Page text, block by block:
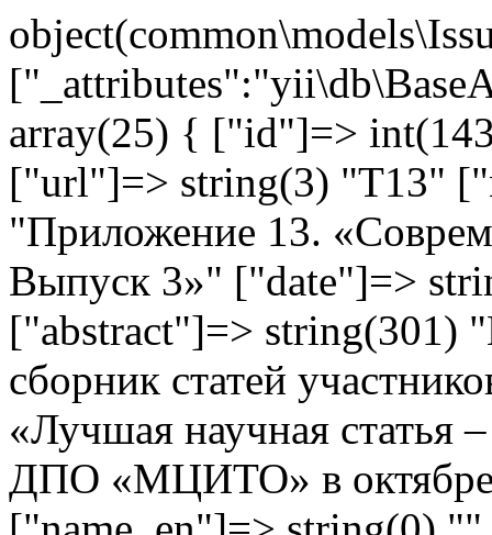
array(25) { ["id"]=>
["url"]=> string(3) "T13"
"Приложение 13.
Выпуск 3»" ["date"]=>
["abstract"]=> string(301)
сборник статей
«Лучшая научная статья
ДПО «МЦИТО» в октябре